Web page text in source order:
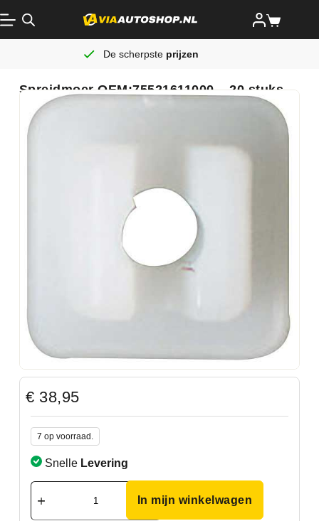
De scherpste prijzen
Spreidmoer OEM:75521611000 – 20 stuks
€ 38,95
7 op voorraad.
Snelle Levering
In mijn winkelwagen